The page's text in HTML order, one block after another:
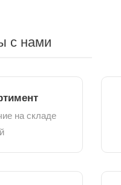
с нами
на складе